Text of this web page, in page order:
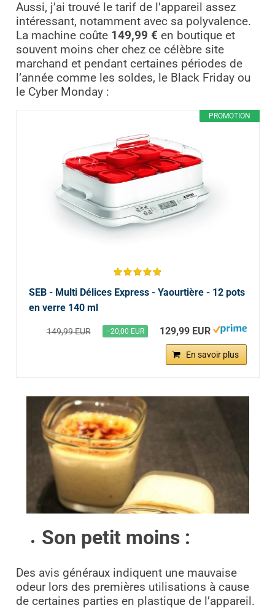
Aussi, j’ai trouvé le tarif de l’appareil assez
intéressant, notamment avec sa polyvalence.
La machine coûte 149,99 € en boutique et
souvent moins cher chez ce célèbre site
marchand et pendant certaines périodes de
l’année comme les soldes, le Black Friday ou
le Cyber Monday :
PROMOTION
SEB - Multi Délices Express - Yaourtière - 12 pots
en verre 140 ml
149,99 EUR −20,00 EUR 129,99 EUR
En savoir plus
Son petit moins :
Des avis généraux indiquent une mauvaise
odeur lors des premières utilisations à cause
de certaines parties en plastique de l’appareil.